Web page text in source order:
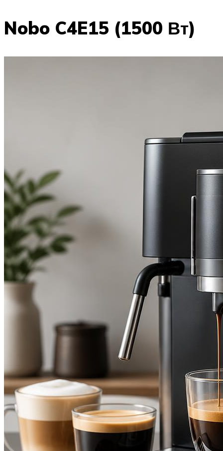
Nobo C4E15 (1500 Вт)